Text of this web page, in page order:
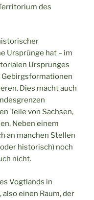
des
Ursprünge hat – im
Ursprunges
Gebirgsformationen
Dies macht auch
Teile von Sachsen,
Neben einem
an manchen Stellen
historisch) noch
nicht.
Vogtlands in
einen Raum, der